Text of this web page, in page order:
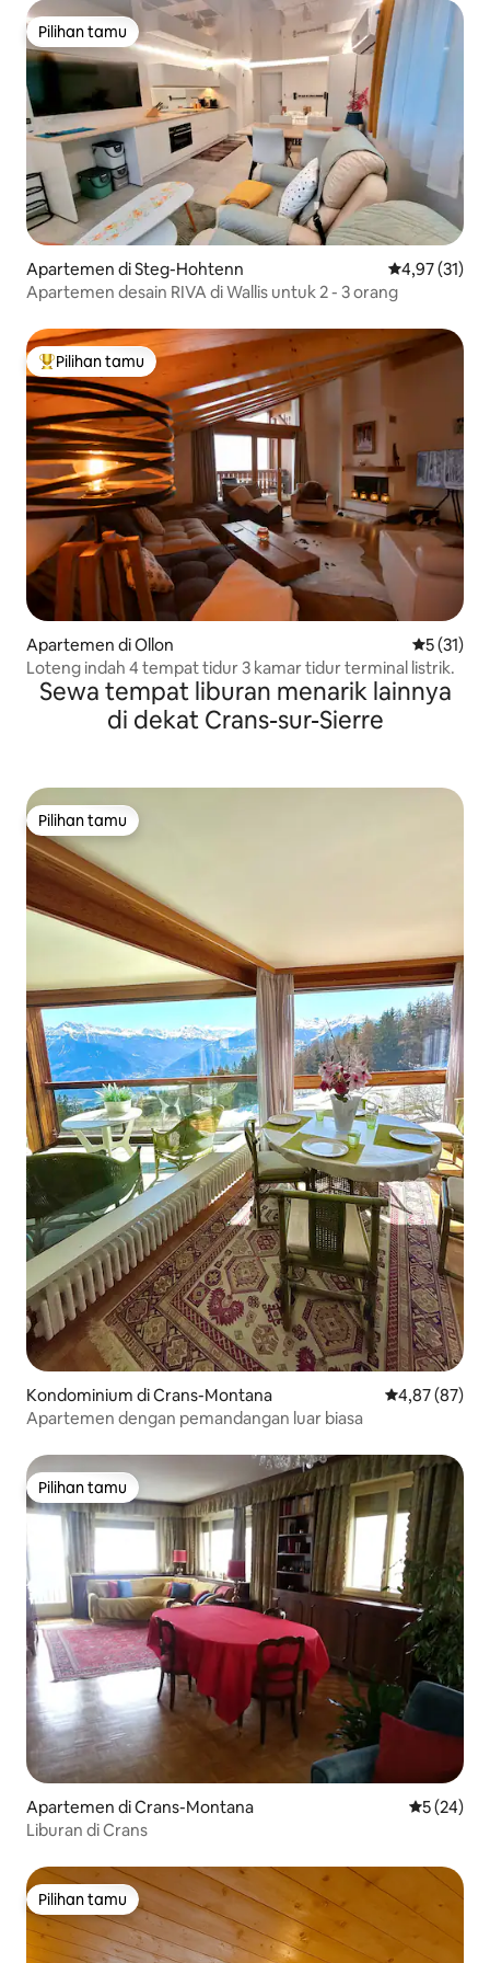
Pilihan tamu
Pilihan tamu
Apartemen di Steg-Hohtenn Nilai rata-
4,97 (31)
Apartemen desain RIVA di Wallis untuk 2 - 3 orang
Pilihan tamu terpopuler
Pilihan tamu
Apartemen di Ollon Nilai rata-
5 (31)
Loteng indah 4 tempat tidur 3 kamar tidur terminal listrik.
Sewa tempat liburan menarik lainnya
di dekat Crans-sur-Sierre
Pilihan tamu
Pilihan tamu
Kondominium di Crans-Montana Nilai rata-rata
4,87 (87)
Apartemen dengan pemandangan luar biasa
Pilihan tamu
Pilihan tamu
Apartemen di Crans-Montana Nilai rata-
5 (24)
Liburan di Crans
Pilihan tamu
Pilihan tamu